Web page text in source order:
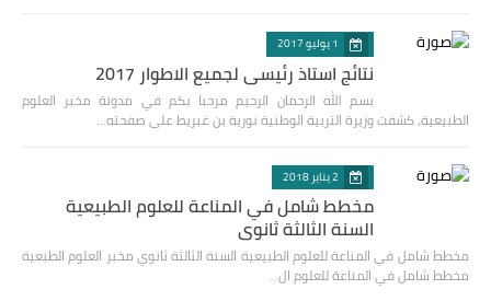
1 يوليو 2017
نتائج استاذ رئيسي لجميع الاطوار 2017
بسم الله الرحمان الرحيم مرحبا بكم في مدونة مخبر العلوم
الطبيعية، كشفت وزيرة التربية الوطنية نورية بن غبريط على صفحته…
2 يناير 2018
مخطط شامل في المناعة للعلوم الطبيعية
السنة الثالثة ثانوي
مخطط شامل في المناعة للعلوم الطبيعية السنة الثالثة ثانوي مخبر العلوم الطبعية
مخطط شامل في المناعة للعلوم ال…